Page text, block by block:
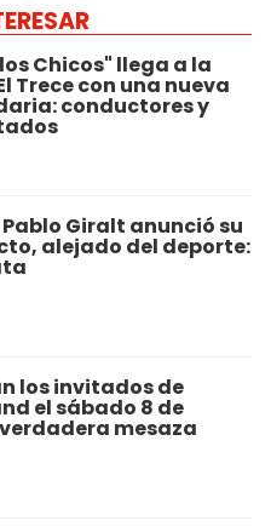
Chicos" llega a la
Trece con una nueva
conductores y
Giralt anunció su
alejado del deporte:
los invitados de
el sábado 8 de
mesaza